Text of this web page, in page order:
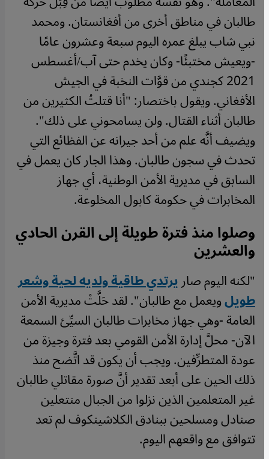
طالبان في مناطق أخرى من أفغانستان. ومحمد
نبي شاب يبلغ عمره اليوم سبعة وعشرون عامًا
-ويعيش مختبئًا- وكان يخدم حتى آب/أغسطس
2021 كجندي من قوَّات النخبة في الجيش
الأفغاني. ويقول باختصار: "أنا قتلتُ الكثيرين من
طالبان أثناء القتال. ولن يسامحوني على ذلك".
ويضيف أنَّه علم من أحد جيرانه عن الفظائع التي
تحدث في سجون طالبان. وهذا الجار كان يعمل في
السابق في مديرية الأمن الوطنية، أي جهاز
المخابرات في حكومة كابول المخلوعة.
وصلوا منذ فترة طويلة إلى القرن الحادي
والعشرين
"لكنه اليوم صاريرتدي طاقية ولديه لحية وشعر
طويلويعمل مع طالبان". لقد حَلَّتْ مديرية الأمن
العامة -وهي جهاز مخابرات طالبان السيِّئ السمعة
الآن- محلَّ إدارة الأمن القومي بعد فترة وجيزة من
عودة المتطرِّفين. ويجب أن يكون قد اتَّضح منذ
ذلك الحين على أبعد تقدير أنَّ صورة مقاتلي طالبان
غير المتعلمين الذين نزلوا من الجبال منتعلين
صنادل ومسلحين ببنادق الكلاشينكوف لم تعد
تتوافق مع واقعهم اليوم.